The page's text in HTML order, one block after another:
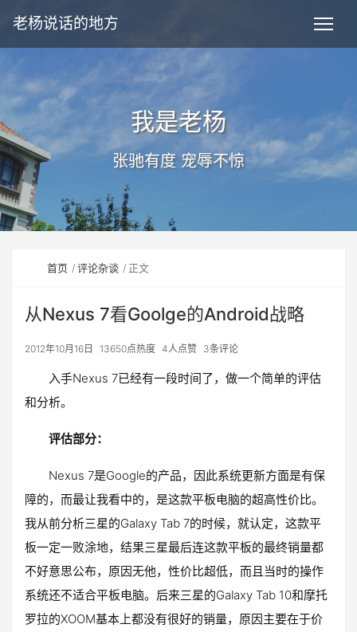
老杨说话的地方
我是老杨
张驰有度 宠辱不惊
首页 评论杂谈 正文
从Nexus 7看Goolge的Android战略
2012年10月16日 13650点热度 4人点赞 3条评论
入手Nexus 7已经有一段时间了，做一个简单的评估
和分析。
评估部分：
Nexus 7是Google的产品，因此系统更新方面是有保
障的，而最让我看中的，是这款平板电脑的超高性价比。
我从前分析三星的Galaxy Tab 7的时候，就认定，这款平
板一定一败涂地，结果三星最后连这款平板的最终销量都
不好意思公布，原因无他，性价比超低，而且当时的操作
系统还不适合平板电脑。后来三星的Galaxy Tab 10和摩托
罗拉的XOOM基本上都没有很好的销量，原因主要在于价